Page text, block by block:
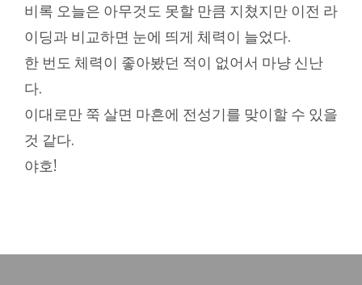
비록 오늘은 아무것도 못할 만큼 지쳤지만 이전 라
이딩과 비교하면 눈에 띄게 체력이 늘었다.
한 번도 체력이 좋아봤던 적이 없어서 마냥 신난
다.
이대로만 쭉 살면 마흔에 전성기를 맞이할 수 있을
것 같다.
야호!